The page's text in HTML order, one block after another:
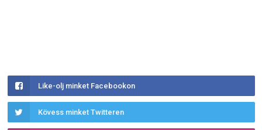
Like-olj minket Facebookon
Kövess minket Twitteren